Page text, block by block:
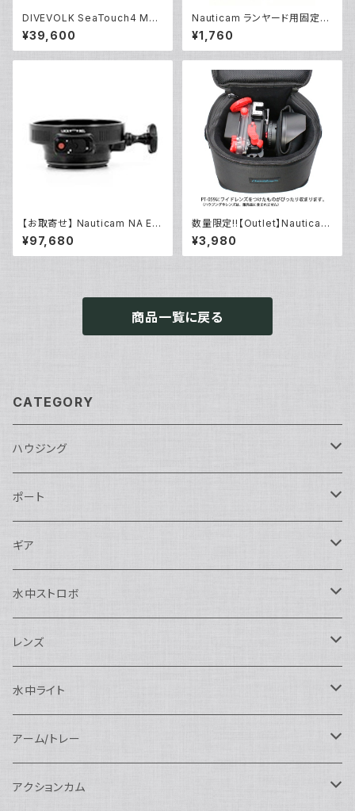
DIVEVOLK SeaTouch4 Max
Plus [10570]
¥39,600
Nauticam ランヤード用固定シ
ャックル [部品]
¥1,760
【お取寄せ】 Nauticam NA E/1
20マウントコンバーター50MFII
[21163]
¥97,680
数量限定!!【Outlet】Nauticam
NA ハウジングキャリングバッグ
MS
¥3,980
商品一覧に戻る
CATEGORY
ハウジング
Nikon用
Nauticam
SEA&SEA
Canon用
Nauticam
SEA&SEA
Sony用
Nautciam
SEA&SEA
OM SYSTEM用
Nauticam
AOI
Panasonic用
Nauticam
FUJIFILM用
Nauticam
Nauticam
ポート
Nauticam
N120ドームポート
N120マクロポート
SEA&SEA
ドームポート
マクロポート
AOI
ドームポート
フラットポート
FIX
アクセサリー
Athena
ドームポート
ギア
AOI
OM SYSTEM用
Nauticam
SEA&SEA
水中ストロボ
SEA&SEA
アクセサリー
AOI
アクセサリー
アクセサリー
weefine
レンズ
マクロコンバージョンレンズ
Nauticam
AOI
ワイドコンバージョンレンズ
Nauticam
ワイドアングルコンバージョンポート
水中ライト
大光量 3000ルーメン以上
リングライト
アーム/トレー
アーム
アクションカム